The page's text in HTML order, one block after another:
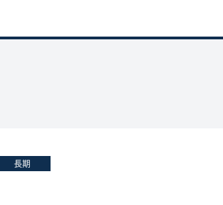
長期